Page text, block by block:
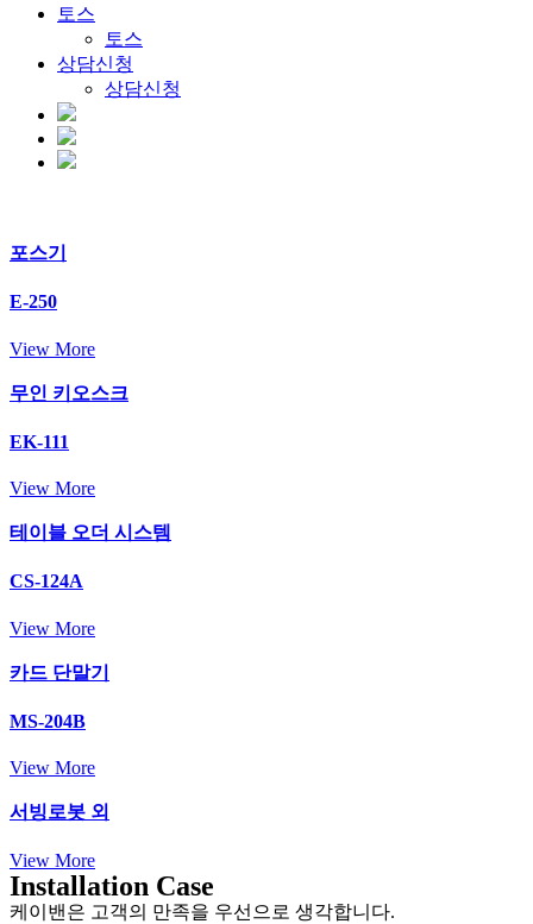
토스
토스
상담신청
상담신청
포스기
E-250
View More
무인 키오스크
EK-111
View More
테이블 오더 시스템
CS-124A
View More
카드 단말기
MS-204B
View More
서빙로봇 외
View More
Installation Case
케이밴은 고객의 만족을 우선으로 생각합니다.